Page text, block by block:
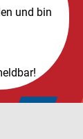
und bin